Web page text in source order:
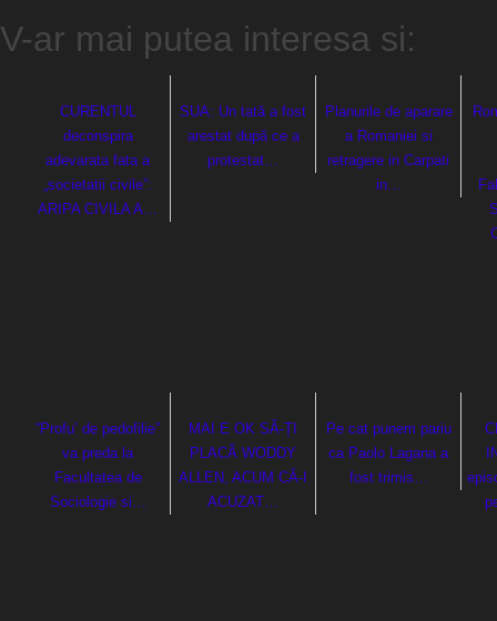
V-ar mai putea interesa si:
CURENTUL
deconspira
adevarata fata a
„societatii civile”:
ARIPA CIVILA A…
SUA: Un tată a fost
arestat după ce a
protestat…
Planurile de aparare
a Romaniei si
retragere in Carpati
in…
“Profu’ de pedofilie”
va preda la
Facultatea de
Sociologie si…
MAI E OK SĂ-ȚI
PLACĂ WODDY
ALLEN, ACUM CĂ-I
ACUZAT…
Pe cat punem pariu
ca Paolo Lagana a
fost trimis…